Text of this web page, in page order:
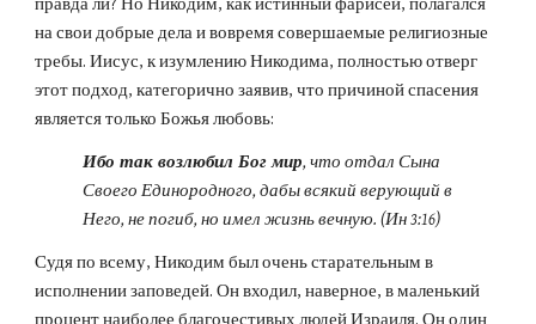
правда ли? Но Никодим, как истинный фарисей, полагался
на свои добрые дела и вовремя совершаемые религиозные
требы. Иисус, к изумлению Никодима, полностью отверг
этот подход, категорично заявив, что причиной спасения
является только Божья любовь:
Ибо так возлюбил Бог мир, что отдал Сына
Своего Единородного, дабы всякий верующий в
Него, не погиб, но имел жизнь вечную. (Ин 3:16)
Судя по всему, Никодим был очень старательным в
исполнении заповедей. Он входил, наверное, в маленький